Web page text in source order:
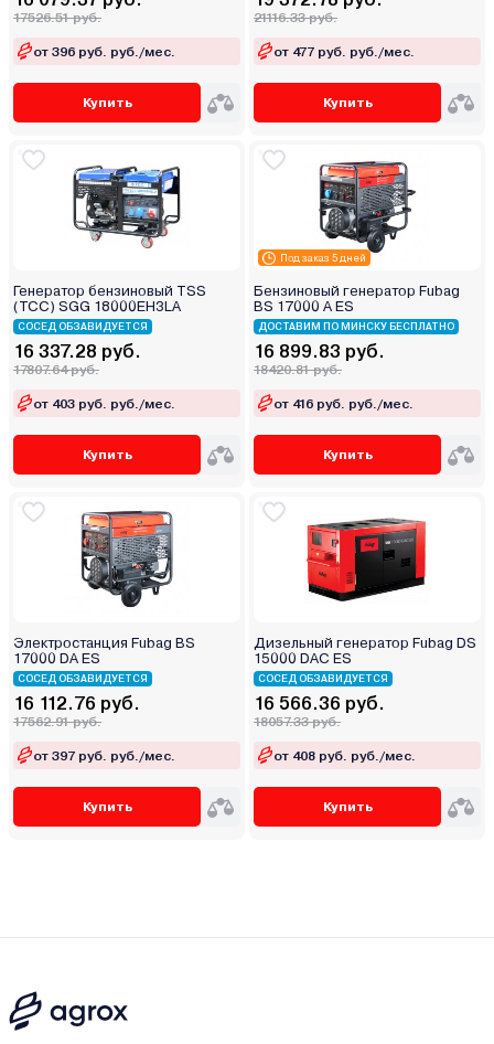
17526.51 руб.
от 396 руб. руб./мес.
Купить
21116.33 руб.
от 477 руб. руб./мес.
Купить
Генератор бензиновый TSS
(TCC) SGG 18000EH3LA
СОСЕД ОБЗАВИДУЕТСЯ
16 337.28 руб.
17807.64 руб.
от 403 руб. руб./мес.
Купить
Под заказ 5 дней
Бензиновый генератор Fubag
BS 17000 A ES
ДОСТАВИМ ПО МИНСКУ БЕСПЛАТНО
16 899.83 руб.
18420.81 руб.
от 416 руб. руб./мес.
Купить
Электростанция Fubag BS
17000 DA ES
СОСЕД ОБЗАВИДУЕТСЯ
16 112.76 руб.
17562.91 руб.
от 397 руб. руб./мес.
Купить
Дизельный генератор Fubag DS
15000 DAC ES
СОСЕД ОБЗАВИДУЕТСЯ
16 566.36 руб.
18057.33 руб.
от 408 руб. руб./мес.
Купить